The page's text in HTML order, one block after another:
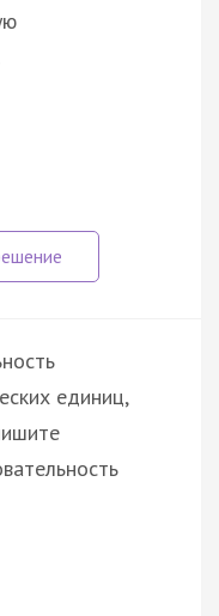
единиц,